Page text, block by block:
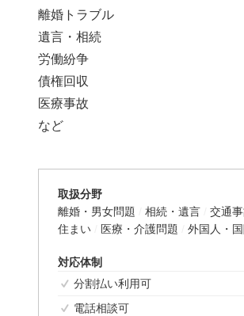
離婚トラブル
遺言・相続
労働紛争
債権回収
医療事故
など
取扱分野
離婚・男女問題
相続・遺言 交通
住まい
医療・介護問題 外国人・
対応体制
分割払い利用可
電話相談可